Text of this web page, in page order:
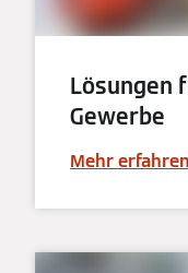
Lösungen
Gewerbe
Mehr erfahren